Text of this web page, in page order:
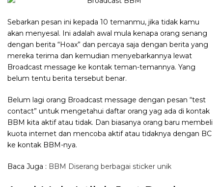
Sebarkan pesan ini kepada 10 temanmu, jika tidak kamu
akan menyesal. Ini adalah awal mula kenapa orang senang
dengan berita “Hoax” dan percaya saja dengan berita yang
mereka terima dan kemudian menyebarkannya lewat
Broadcast message ke kontak teman-temannya. Yang
belum tentu berita tersebut benar.
Belum lagi orang Broadcast message dengan pesan “test
contact” untuk mengetahui daftar orang yag ada di kontak
BBM kita aktif atau tidak. Dan biasanya orang baru membeli
kuota internet dan mencoba aktif atau tidaknya dengan BC
ke kontak BBM-nya.
Baca Juga : BBM Diserang berbagai sticker unik